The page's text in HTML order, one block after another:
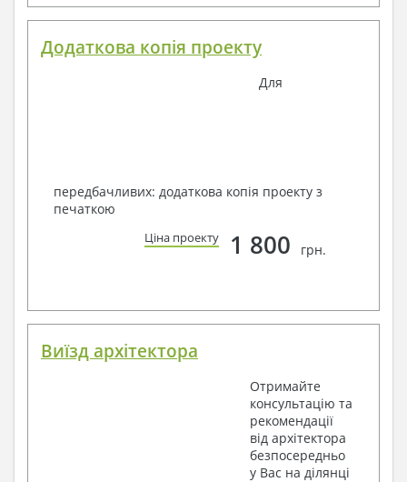
Додаткова копія проекту
Для
передбачливих: додаткова копія проекту з
печаткою
Ціна проекту 1 800 грн.
Виїзд архітектора
Отримайте
консультацію та
рекомендації
від архітектора
безпосередньо
у Вас на ділянці